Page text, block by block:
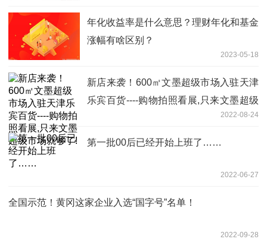
年化收益率是什么意思？理财年化和基金
涨幅有啥区别？
2023-05-18
新店来袭！600㎡文墨超级市场入驻天津
乐宾百货----购物拍照看展,只来文墨超级
2022-08-24
第一批00后已经开始上班了……
2022-06-27
全国示范！黄冈这家企业入选“国字号”名单！
2022-09-28